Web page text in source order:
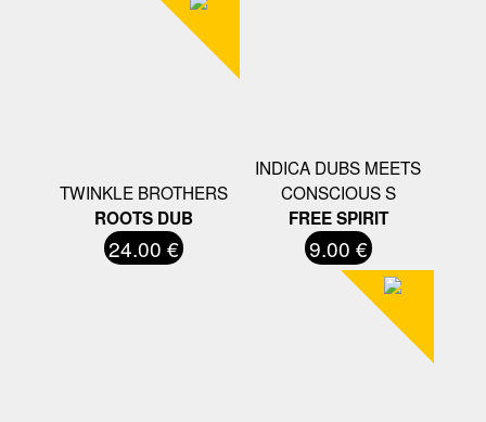
TWINKLE BROTHERS
ROOTS DUB
24.00 €
INDICA DUBS MEETS
CONSCIOUS S
FREE SPIRIT
9.00 €